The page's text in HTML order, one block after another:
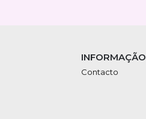
INFORMAÇÃO
Contacto